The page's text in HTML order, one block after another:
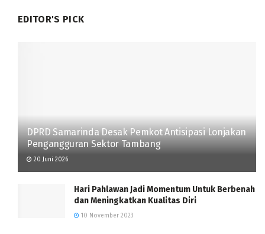
EDITOR'S PICK
DPRD Samarinda Desak Pemkot Antisipasi Lonjakan
Pengangguran Sektor Tambang
20 Juni 2026
Hari Pahlawan Jadi Momentum Untuk Berbenah
dan Meningkatkan Kualitas Diri
10 November 2023